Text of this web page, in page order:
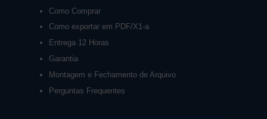
Como Comprar
Como exportar em PDF/X1-a
Entrega 12 Horas
Garantia
Montagem e Fechamento de Arquivo
Perguntas Frequentes